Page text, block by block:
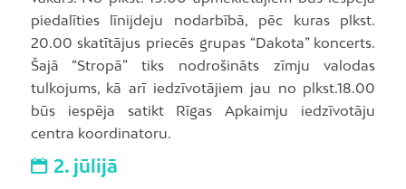
piedalīties līnijdeju nodarbībā, pēc kuras plkst.
20.00 skatītājus priecēs grupas “Dakota” koncerts.
Šajā “Stropā” tiks nodrošināts zīmju valodas
tulkojums, kā arī iedzīvotājiem jau no plkst.18.00
būs iespēja satikt Rīgas Apkaimju iedzīvotāju
centra koordinatoru.
2. jūlijā